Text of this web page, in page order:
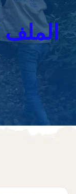
الملف